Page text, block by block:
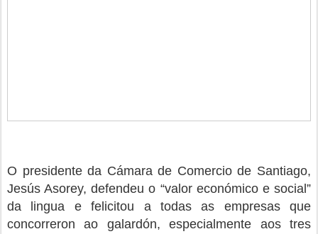
O presidente da Cámara de Comercio de Santiago,
Jesús Asorey, defendeu o “valor económico e social”
da lingua e felicitou a todas as empresas que
concorreron ao galardón, especialmente aos tres